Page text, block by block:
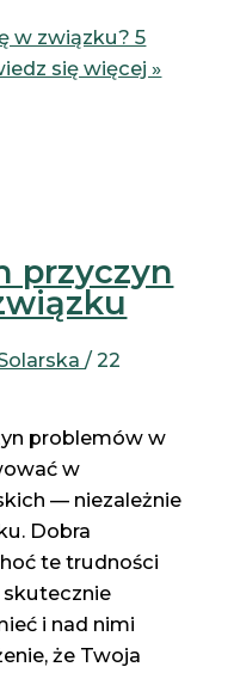
w związku? 5
się więcej »
przyczyn
/22
problemów w
w
— niezależnie
Dobra
te trudności
skutecznie
i nad nimi
że Twoja